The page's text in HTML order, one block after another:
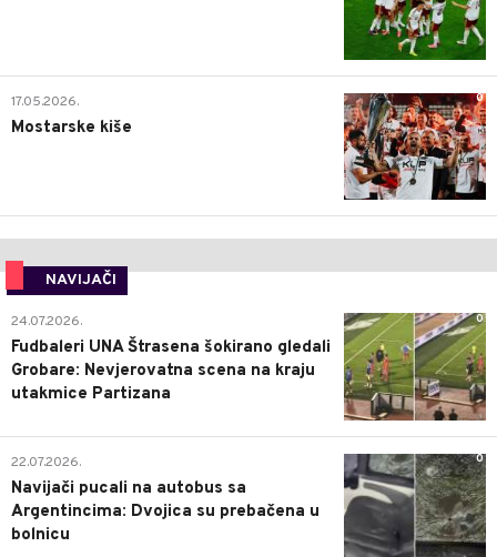
0
17.05.2026.
Mostarske kiše
NAVIJAČI
0
24.07.2026.
Fudbaleri UNA Štrasena šokirano gledali
Grobare: Nevjerovatna scena na kraju
utakmice Partizana
0
22.07.2026.
Navijači pucali na autobus sa
Argentincima: Dvojica su prebačena u
bolnicu